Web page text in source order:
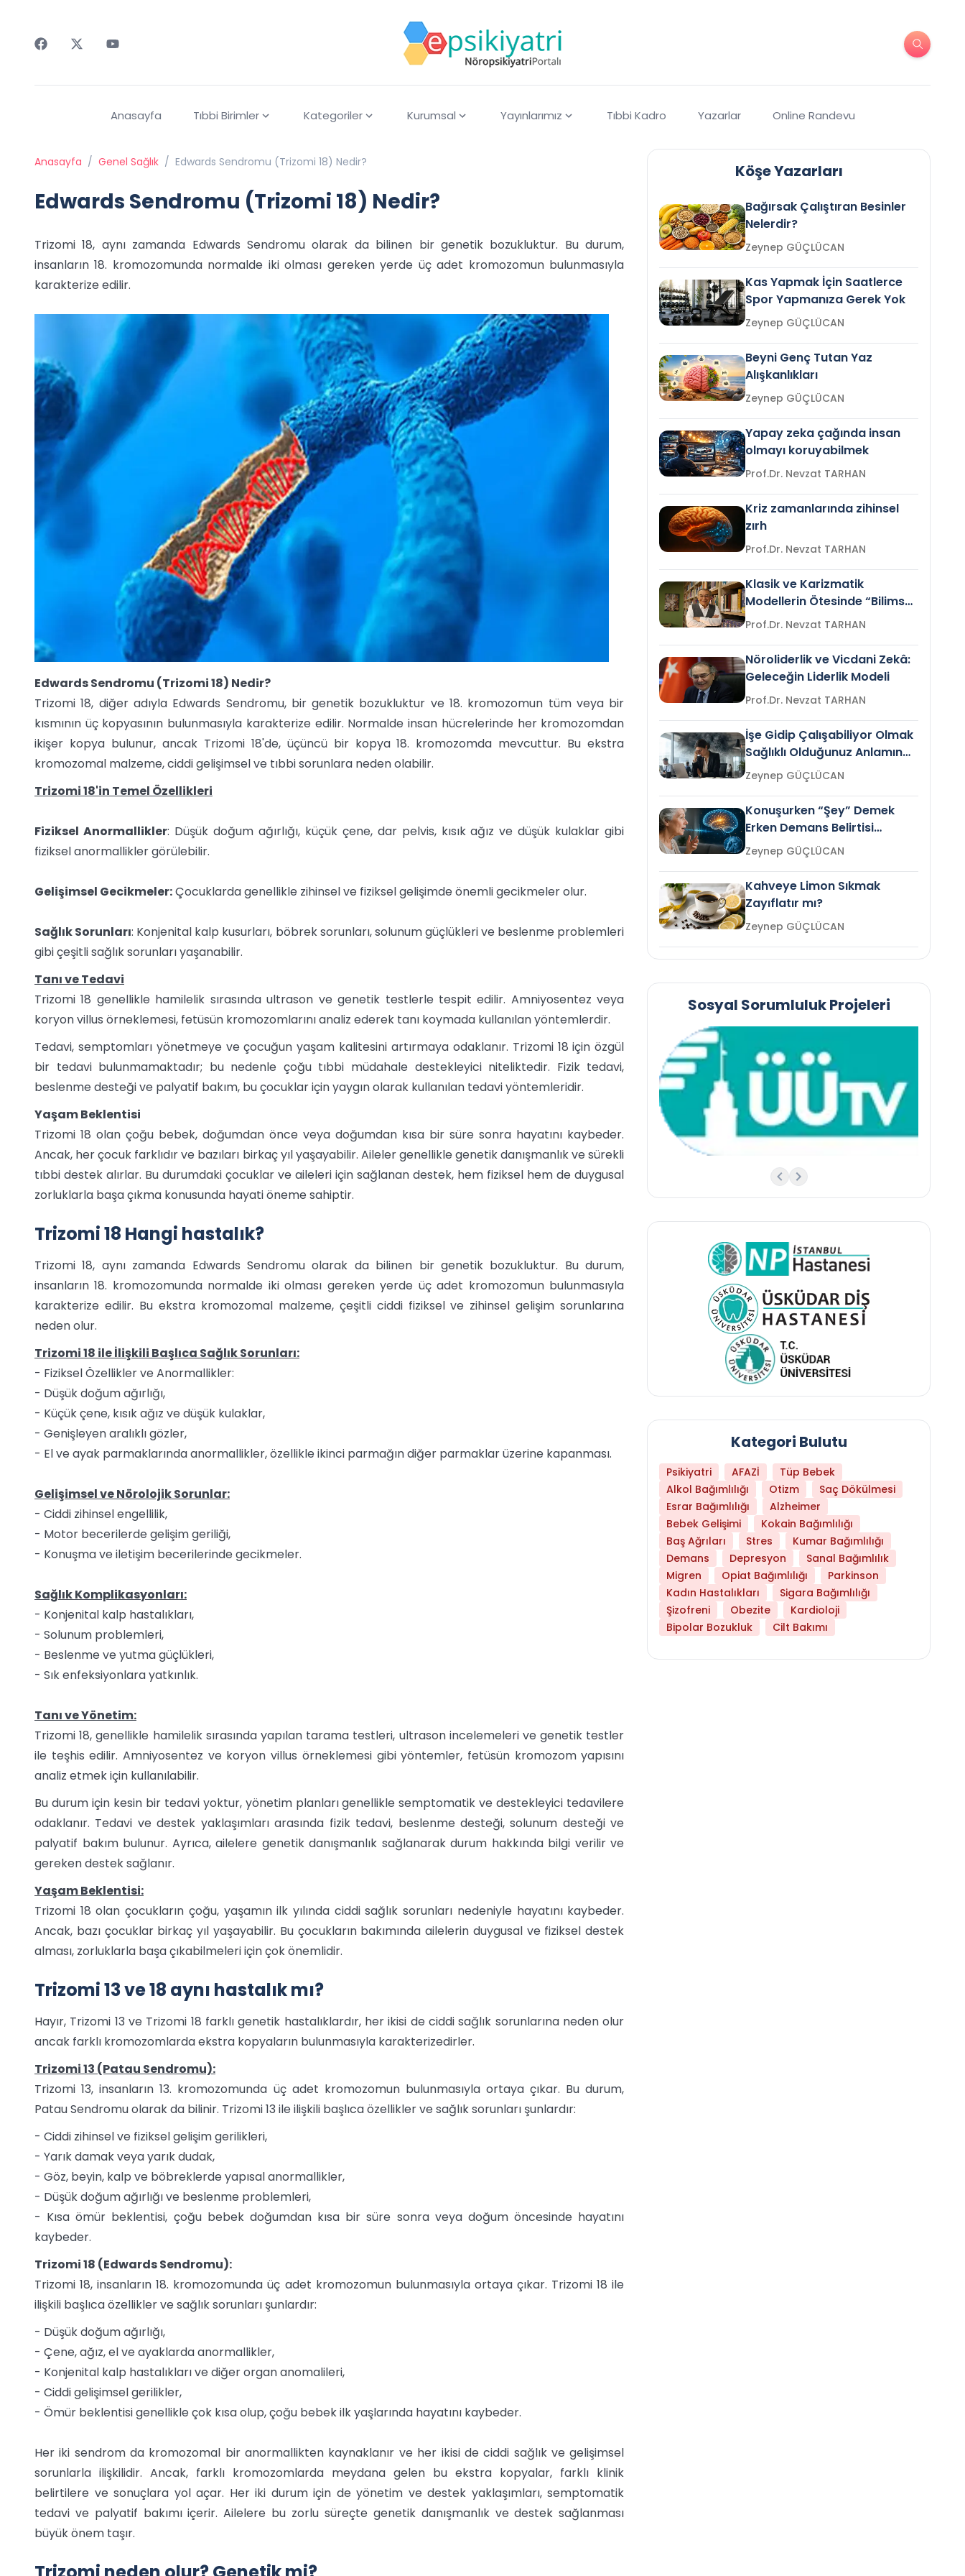
Anasayfa Tıbbi Birimler Kategoriler Kurumsal Yayınlarımız Tıbbi Kadro Yazarlar Online Randevu
Anasayfa / Genel Sağlık / Edwards Sendromu (Trizomi 18) Nedir?
Edwards Sendromu (Trizomi 18) Nedir?
Trizomi 18, aynı zamanda Edwards Sendromu olarak da bilinen bir genetik bozukluktur. Bu durum,
insanların 18. kromozomunda normalde iki olması gereken yerde üç adet kromozomun bulunmasıyla
karakterize edilir.
Edwards Sendromu (Trizomi 18) Nedir?
Trizomi 18, diğer adıyla Edwards Sendromu, bir genetik bozukluktur ve 18. kromozomun tüm veya bir
kısmının üç kopyasının bulunmasıyla karakterize edilir. Normalde insan hücrelerinde her kromozomdan
ikişer kopya bulunur, ancak Trizomi 18'de, üçüncü bir kopya 18. kromozomda mevcuttur. Bu ekstra
kromozomal malzeme, ciddi gelişimsel ve tıbbi sorunlara neden olabilir.
Trizomi 18'in Temel Özellikleri
Fiziksel Anormallikler: Düşük doğum ağırlığı, küçük çene, dar pelvis, kısık ağız ve düşük kulaklar gibi
fiziksel anormallikler görülebilir.
Gelişimsel Gecikmeler:Çocuklarda genellikle zihinsel ve fiziksel gelişimde önemli gecikmeler olur.
Sağlık Sorunları: Konjenital kalp kusurları, böbrek sorunları, solunum güçlükleri ve beslenme problemleri
gibi çeşitli sağlık sorunları yaşanabilir.
Tanı ve Tedavi
Trizomi 18 genellikle hamilelik sırasında ultrason ve genetik testlerle tespit edilir. Amniyosentez veya
koryon villus örneklemesi, fetüsün kromozomlarını analiz ederek tanı koymada kullanılan yöntemlerdir.
Tedavi, semptomları yönetmeye ve çocuğun yaşam kalitesini artırmaya odaklanır. Trizomi 18 için özgül
bir tedavi bulunmamaktadır; bu nedenle çoğu tıbbi müdahale destekleyici niteliktedir. Fizik tedavi,
beslenme desteği ve palyatif bakım, bu çocuklar için yaygın olarak kullanılan tedavi yöntemleridir.
Yaşam Beklentisi
Trizomi 18 olan çoğu bebek, doğumdan önce veya doğumdan kısa bir süre sonra hayatını kaybeder.
Ancak, her çocuk farklıdır ve bazıları birkaç yıl yaşayabilir. Aileler genellikle genetik danışmanlık ve sürekli
tıbbi destek alırlar. Bu durumdaki çocuklar ve aileleri için sağlanan destek, hem fiziksel hem de duygusal
zorluklarla başa çıkma konusunda hayati öneme sahiptir.
Trizomi 18 Hangi hastalık?
Trizomi 18, aynı zamanda Edwards Sendromu olarak da bilinen bir genetik bozukluktur. Bu durum,
insanların 18. kromozomunda normalde iki olması gereken yerde üç adet kromozomun bulunmasıyla
karakterize edilir. Bu ekstra kromozomal malzeme, çeşitli ciddi fiziksel ve zihinsel gelişim sorunlarına
neden olur.
Trizomi 18 ile İlişkili Başlıca Sağlık Sorunları:
- Fiziksel Özellikler ve Anormallikler:
- Düşük doğum ağırlığı,
- Küçük çene, kısık ağız ve düşük kulaklar,
- Genişleyen aralıklı gözler,
- El ve ayak parmaklarında anormallikler, özellikle ikinci parmağın diğer parmaklar üzerine kapanması.
Gelişimsel ve Nörolojik Sorunlar:
- Ciddi zihinsel engellilik,
- Motor becerilerde gelişim geriliği,
- Konuşma ve iletişim becerilerinde gecikmeler.
Sağlık Komplikasyonları:
- Konjenital kalp hastalıkları,
- Solunum problemleri,
- Beslenme ve yutma güçlükleri,
- Sık enfeksiyonlara yatkınlık.
Tanı ve Yönetim:
Trizomi 18, genellikle hamilelik sırasında yapılan tarama testleri, ultrason incelemeleri ve genetik testler
ile teşhis edilir. Amniyosentez ve koryon villus örneklemesi gibi yöntemler, fetüsün kromozom yapısını
analiz etmek için kullanılabilir.
Bu durum için kesin bir tedavi yoktur, yönetim planları genellikle semptomatik ve destekleyici tedavilere
odaklanır. Tedavi ve destek yaklaşımları arasında fizik tedavi, beslenme desteği, solunum desteği ve
palyatif bakım bulunur. Ayrıca, ailelere genetik danışmanlık sağlanarak durum hakkında bilgi verilir ve
gereken destek sağlanır.
Yaşam Beklentisi:
Trizomi 18 olan çocukların çoğu, yaşamın ilk yılında ciddi sağlık sorunları nedeniyle hayatını kaybeder.
Ancak, bazı çocuklar birkaç yıl yaşayabilir. Bu çocukların bakımında ailelerin duygusal ve fiziksel destek
alması, zorluklarla başa çıkabilmeleri için çok önemlidir.
Trizomi 13 ve 18 aynı hastalık mı?
Hayır, Trizomi 13 ve Trizomi 18 farklı genetik hastalıklardır, her ikisi de ciddi sağlık sorunlarına neden olur
ancak farklı kromozomlarda ekstra kopyaların bulunmasıyla karakterizedirler.
Trizomi 13 (Patau Sendromu):
Trizomi 13, insanların 13. kromozomunda üç adet kromozomun bulunmasıyla ortaya çıkar. Bu durum,
Patau Sendromu olarak da bilinir. Trizomi 13 ile ilişkili başlıca özellikler ve sağlık sorunları şunlardır:
- Ciddi zihinsel ve fiziksel gelişim gerilikleri,
- Yarık damak veya yarık dudak,
- Göz, beyin, kalp ve böbreklerde yapısal anormallikler,
- Düşük doğum ağırlığı ve beslenme problemleri,
- Kısa ömür beklentisi, çoğu bebek doğumdan kısa bir süre sonra veya doğum öncesinde hayatını
kaybeder.
Trizomi 18 (Edwards Sendromu):
Trizomi 18, insanların 18. kromozomunda üç adet kromozomun bulunmasıyla ortaya çıkar. Trizomi 18 ile
ilişkili başlıca özellikler ve sağlık sorunları şunlardır:
- Düşük doğum ağırlığı,
- Çene, ağız, el ve ayaklarda anormallikler,
- Konjenital kalp hastalıkları ve diğer organ anomalileri,
- Ciddi gelişimsel gerilikler,
- Ömür beklentisi genellikle çok kısa olup, çoğu bebek ilk yaşlarında hayatını kaybeder.
Her iki sendrom da kromozomal bir anormallikten kaynaklanır ve her ikisi de ciddi sağlık ve gelişimsel
sorunlarla ilişkilidir. Ancak, farklı kromozomlarda meydana gelen bu ekstra kopyalar, farklı klinik
belirtilere ve sonuçlara yol açar. Her iki durum için de yönetim ve destek yaklaşımları, semptomatik
tedavi ve palyatif bakımı içerir. Ailelere bu zorlu süreçte genetik danışmanlık ve destek sağlanması
büyük önem taşır.
Köşe Yazarları
Bağırsak Çalıştıran Besinler
Nelerdir?
Zeynep GÜÇLÜCAN
Kas Yapmak İçin Saatlerce
Spor Yapmanıza Gerek Yok
Zeynep GÜÇLÜCAN
Beyni Genç Tutan Yaz
Alışkanlıkları
Zeynep GÜÇLÜCAN
Yapay zeka çağında insan
olmayı koruyabilmek
Prof.Dr. Nevzat TARHAN
Kriz zamanlarında zihinsel
zırh
Prof.Dr. Nevzat TARHAN
Klasik ve Karizmatik
Modellerin Ötesinde “Bilimsel
Liderlik”
Prof.Dr. Nevzat TARHAN
Nöroliderlik ve Vicdani Zekâ:
Geleceğin Liderlik Modeli
Prof.Dr. Nevzat TARHAN
İşe Gidip Çalışabiliyor Olmak
Sağlıklı Olduğunuz Anlamına
Gelir mi?Zeynep GÜÇLÜCAN
Konuşurken “Şey” Demek
Erken Demans Belirtisi
Olabilir mi?Zeynep GÜÇLÜCAN
Kahveye Limon Sıkmak
Zayıflatır mı?
Zeynep GÜÇLÜCAN
Sosyal Sorumluluk Projeleri
Kategori Bulutu
Psikiyatri AFAZİ
Tüp Bebek
Alkol Bağımlılığı
Otizm
Saç Dökülmesi
Esrar Bağımlılığı
Alzheimer
Bebek Gelişimi
Kokain Bağımlılığı
Baş Ağrıları
Stres
Kumar Bağımlılığı
Demans
Depresyon
Sanal Bağımlılık
Migren
Opiat Bağımlılığı
Parkinson
Kadın Hastalıkları
Sigara Bağımlılığı
Şizofreni
Obezite
Kardioloji
Bipolar Bozukluk
Cilt Bakımı